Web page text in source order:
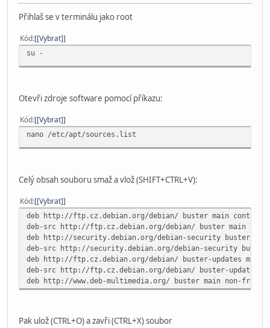
Přihlaš se v terminálu jako root
Kód [Vybrat]
su -
Otevři zdroje software pomocí příkazu:
Kód [Vybrat]
nano /etc/apt/sources.list
Celý obsah souboru smaž a vlož (SHIFT+CTRL+V):
Kód [Vybrat]
deb http://ftp.cz.debian.org/debian/ buster main contrib
deb-src http://ftp.cz.debian.org/debian/ buster main
deb http://security.debian.org/debian-security buster/
deb-src http://security.debian.org/debian-security
deb http://ftp.cz.debian.org/debian/ buster-updates main
deb-src http://ftp.cz.debian.org/debian/ buster-updates
deb http://www.deb-multimedia.org/ buster main non-free
Pak ulož (CTRL+O) a zavři (CTRL+X) soubor